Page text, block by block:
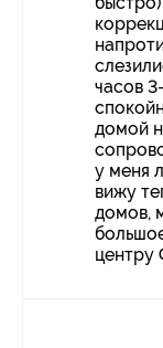
часов
домой
у меня
вижу
домов,
центру